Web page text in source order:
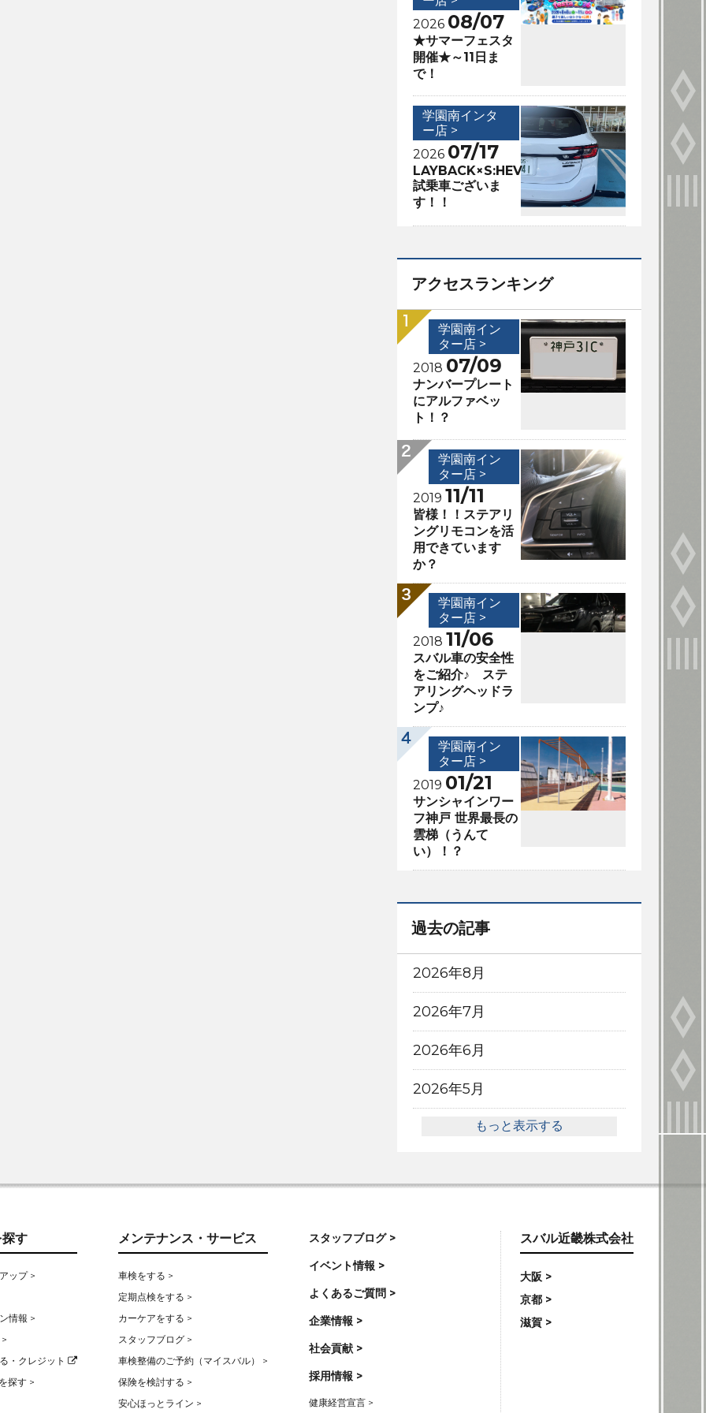
2026 08/07
★サマーフェスタ
開催★～11日ま
で！
学園南インタ
ー店 >
2026 07/17
LAYBACK×S:HEV
試乗車ございま
す！！
アクセスランキング
学園南イン
ター店 >
2018 07/09
ナンバープレート
にアルファベッ
ト！？
学園南イン
ター店 >
2019 11/11
皆様！！ステアリ
ングリモコンを活
用できています
か？
学園南イン
ター店 >
2018 11/06
スバル車の安全性
をご紹介♪ ステ
アリングヘッドラ
ンプ♪
学園南イン
ター店 >
2019 01/21
サンシャインワー
フ神戸 世界最長の
雲梯（うんて
い）！？
過去の記事
2026年8月
2026年7月
2026年6月
2026年5月
もっと表示する
す
ップ >
情報 >
・クレジット
探す >
メンテナンス・サービス
車検をする >
定期点検をする >
カーケアをする >
スタッフブログ >
車検整備のご予約（マイスバル） >
保険を検討する >
安心ほっとライン >
スタッフブログ >
イベント情報 >
よくあるご質問 >
企業情報 >
社会貢献 >
採用情報 >
健康経営宣言 >
スバル近畿株式会社
大阪 >
京都 >
滋賀 >